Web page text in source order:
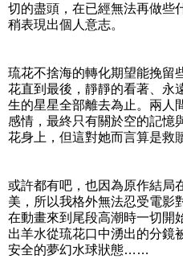
切的盡頭，在已經無法再做些
稍表現出個人意志。
琉花不捨海的轉化期望能挽留
花直到最後，靜靜的看著、永
生的星星全部離去為止。兩人
感情，最終只有關於空的記憶
花身上，但這對她而言算是救
或許都有吧，也因為原作結局
美，所以我格外無法忍受電影
在動畫來到尾段高潮時一切開
出羊水從琉花口中湧出的分鏡
安全的夢幻水球狀態……